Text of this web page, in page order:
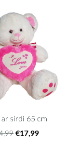
ar sirdi 65 cm
€17,99